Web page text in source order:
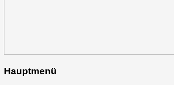
Hauptmenü